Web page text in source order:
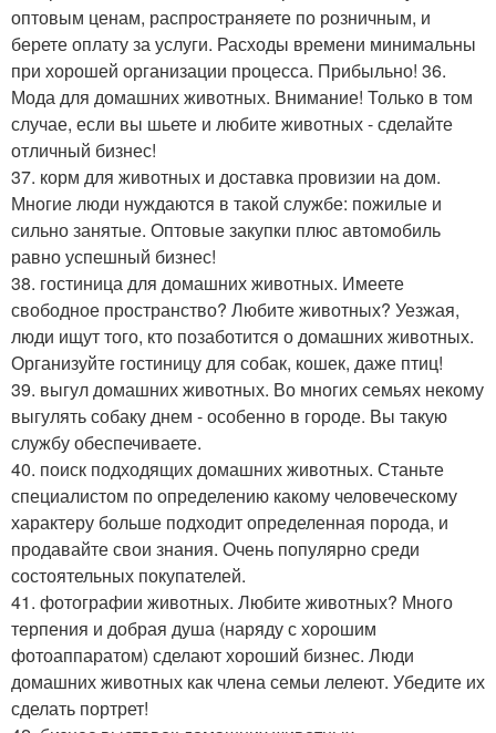
оптовым ценам, распространяете по розничным, и
берете оплату за услуги. Расходы времени минимальны
при хорошей организации процесса. Прибыльно! 36.
Мода для домашних животных. Внимание! Только в том
случае, если вы шьете и любите животных - сделайте
отличный бизнес!
37. корм для животных и доставка провизии на дом.
Многие люди нуждаются в такой службе: пожилые и
сильно занятые. Оптовые закупки плюс автомобиль
равно успешный бизнес!
38. гостиница для домашних животных. Имеете
свободное пространство? Любите животных? Уезжая,
люди ищут того, кто позаботится о домашних животных.
Организуйте гостиницу для собак, кошек, даже птиц!
39. выгул домашних животных. Во многих семьях некому
выгулять собаку днем - особенно в городе. Вы такую
службу обеспечиваете.
40. поиск подходящих домашних животных. Станьте
специалистом по определению какому человеческому
характеру больше подходит определенная порода, и
продавайте свои знания. Очень популярно среди
состоятельных покупателей.
41. фотографии животных. Любите животных? Много
терпения и добрая душа (наряду с хорошим
фотоаппаратом) сделают хороший бизнес. Люди
домашних животных как члена семьи лелеют. Убедите их
сделать портрет!